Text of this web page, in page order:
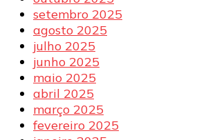
setembro 2025
agosto 2025
julho 2025
junho 2025
maio 2025
abril 2025
março 2025
fevereiro 2025